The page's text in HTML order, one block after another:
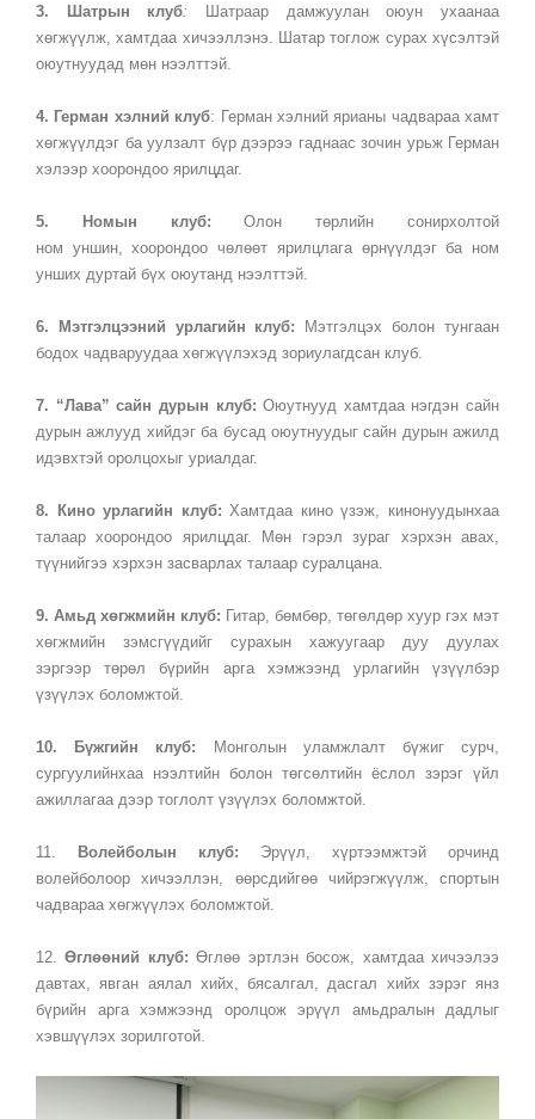
3. Шатрын клуб: Шатраар дамжуулан оюун ухаанаа
хөгжүүлж, хамтдаа хичээллэнэ. Шатар тоглож сурах хүсэлтэй
оюутнуудад мөн нээлттэй.
4. Герман хэлний клуб: Герман хэлний ярианы чадвараа хамт
хөгжүүлдэг ба уулзалт бүр дээрээ гаднаас зочин урьж Герман
хэлээр хоорондоо ярилцдаг.
5. Номын клуб: Олон төрлийн сонирхолтой
ном уншин, хоорондоо чөлөөт ярилцлага өрнүүлдэг ба ном
унших дуртай бүх оюутанд нээлттэй.
6. Мэтгэлцээний урлагийн клуб: Мэтгэлцэх болон тунгаан
бодох чадваруудаа хөгжүүлэхэд зориулагдсан клуб.
7. “Лава” сайн дурын клуб: Оюутнууд хамтдаа нэгдэн сайн
дурын ажлууд хийдэг ба бусад оюутнуудыг сайн дурын ажилд
идэвхтэй оролцохыг уриалдаг.
8. Кино урлагийн клуб: Хамтдаа кино үзэж, кинонуудынхаа
талаар хоорондоо ярилцдаг. Мөн гэрэл зураг хэрхэн авах,
түүнийгээ хэрхэн засварлах талаар суралцана.
9. Амьд хөгжмийн клуб: Гитар, бөмбөр, төгөлдөр хуур гэх мэт
хөгжмийн зэмсгүүдийг сурахын хажуугаар дуу дуулах
зэргээр төрөл бүрийн арга хэмжээнд урлагийн үзүүлбэр
үзүүлэх боломжтой.
10. Бүжгийн клуб: Монголын уламжлалт бүжиг сурч,
сургуулийнхаа нээлтийн болон төгсөлтийн ёслол зэрэг үйл
ажиллагаа дээр тоглолт үзүүлэх боломжтой.
11. Волейболын клуб: Эрүүл, хүртээмжтэй орчинд
волейболоор хичээллэн, өөрсдийгөө чийрэгжүүлж, спортын
чадвараа хөгжүүлэх боломжтой.
12.Өглөөний клуб: Өглөө эртлэн босож, хамтдаа хичээлээ
давтах, явган аялал хийх, бясалгал, дасгал хийх зэрэг янз
бүрийн арга хэмжээнд оролцож эрүүл амьдралын дадлыг
хэвшүүлэх зорилготой.